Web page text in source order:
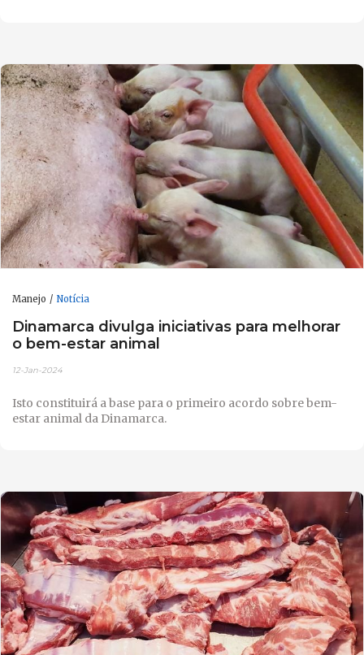
Manejo Notícia
Dinamarca divulga iniciativas para melhorar
o bem-estar animal
12-Jan-2024
Isto constituirá a base para o primeiro acordo sobre bem-
estar animal da Dinamarca.